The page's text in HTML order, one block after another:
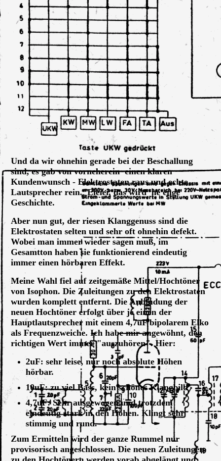
Neue Lautsprecherdämmung
Und da wir ohnehin gerade bei der Beschallung
sind, es gab von vorneherein einen klaren
Kundenwunsch - Elektrostaten raus und echte
Lautsprecher rein. Eieiei, das wird 'ne enge
Geschichte.
Aber nun gut, der riesen Klanggenuss sind die
Elektrostaten selten und sehr oft ohnehin defekt.
Wobei man immer wieder sagen muß, im
Gesamtton haben sie funktionierend eindeutig
immer einen hörbaren Effekt.
Meine Wahl fiel auf zeitgemäße Mittel/Hochtöner
von Isophon. Die Zuleitungen zu den Elektrostaten
wurden komplett entfernt. Die Anbindung der
neuen Hochtöner erfolgt über je einen der
Hauptlautsprecher mit einem 4,7uF bipolarem Elko
als Frequenzweiche. Ich habe mir angewöhnt, den
richtigen Wert immer "auszuhören". Hier:
2uF: sehr leise, nur noch absolute Höhen
hörbar.
10uF: zu viel Bass, kein schönes Klangbild
4,7uF: Sehr ausgewogen und trotzdem
eindeutig stark in den Höhen. Klingt sehr
stimmig und rund.
Zum Ermitteln wird der ganze Rummel nur
provisorisch angeschlossen. Die neuen Zuleitungen